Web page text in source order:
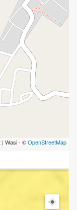
| Wasi - ©OpenStreetMap